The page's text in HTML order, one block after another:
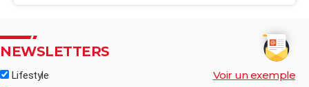
NEWSLETTERS
Lifestyle Voir un exemple